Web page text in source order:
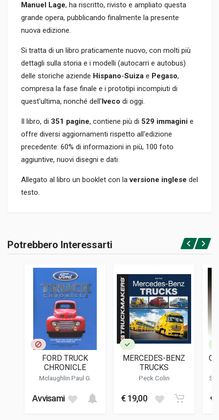
Manuel Lage, ha riscritto, rivisto e ampliato questa
grande opera, pubblicando finalmente la presente
nuova edizione.
Si tratta di un libro praticamente nuovo, con molti più
dettagli sulla storia e i modelli (autocarri e autobus)
delle storiche aziende Hispano-Suiza e Pegaso,
compresa la fase finale e i prototipi incompiuti di
quest'ultima, nonché dell'Iveco di oggi.
Il libro, di 351 pagine, contiene più di 529 immagini e
offre diversi aggiornamenti rispetto all'edizione
precedente: 60% di informazioni in più, 100 foto
aggiuntive, nuovi disegni e dati.
Allegato al libro un booklet con laversione inglese del
testo.
Rilegato
LINGUA DEL TESTO
Inglese, Spagnolo
DATA DI STAMPA
09/2019
25 x 32 x 3,5 cm
Informazioni aggiuntive
Accedi o registrati
Potrebbero Interessarti
FORD TRUCK
CHRONICLE
Mclaughlin Paul G.
Avvisami
MERCEDES-BENZ
TRUCKS
Peck Colin
€ 19,00 €